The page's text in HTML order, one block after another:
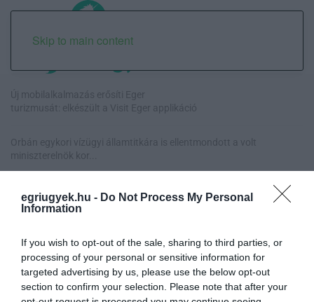
egriugyek.hu - Do Not Process My Personal
Information
If you wish to opt-out of the sale, sharing to third parties, or
processing of your personal or sensitive information for
targeted advertising by us, please use the below opt-out
section to confirm your selection. Please note that after your
Skip to main content
Új mobilalkalmazás erősíti Eger
turizmusát: elkészült a Visit Eger applikáció
Orbán egykori vízügyi államtitkára is ellentmondott a volt
miniszterelnök kor...
Halmentés Szarvaskőnél: őshonos és védett halakat mentettek ki a
kiszáradó Eg...
„Nem tettünk nyomást a fiunkra” – Egy egri család története, amely
a Rapid Wi...